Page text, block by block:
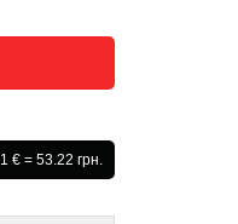
1 € = 53.22 грн.